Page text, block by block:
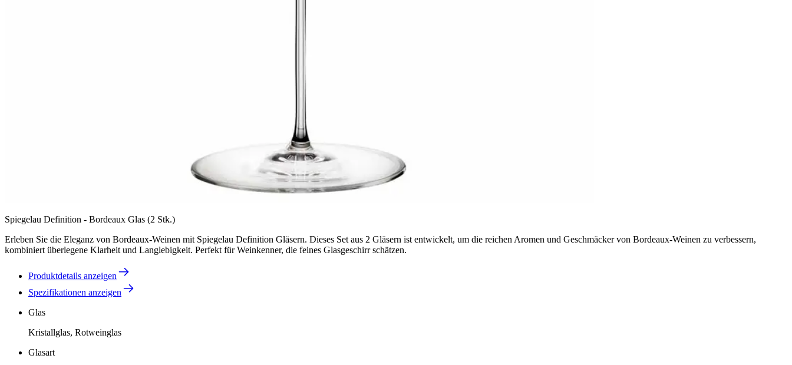
Spiegelau Definition - Bordeaux Glas (2 Stk.)
Erleben Sie die Eleganz von Bordeaux-Weinen mit Spiegelau Definition Gläsern. Dieses Set aus 2 Gläsern ist entwickelt, um die reichen Aromen und Geschmäcker von Bordeaux-Weinen zu verbessern,
kombiniert überlegene Klarheit und Langlebigkeit. Perfekt für Weinkenner, die feines Glasgeschirr schätzen.
Produktdetails anzeigen
Spezifikationen anzeigen
Glas
Kristallglas, Rotweinglas
Glasart